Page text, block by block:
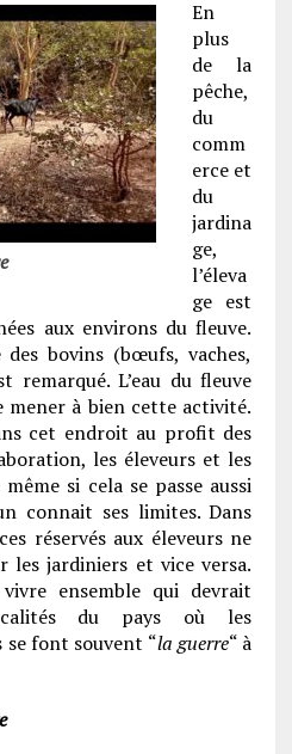
En
plus
de la
pêche,
du
comm
erce et
du
jardina
ge,
l’éleva
ge est
aux environs du fleuve.
des bovins (bœufs, vaches,
remarqué. L’eau du fleuve
mener à bien cette activité.
cet endroit au profit des
les éleveurs et les
si cela se passe aussi
connait ses limites. Dans
réservés aux éleveurs ne
les jardiniers et vice versa.
ensemble qui devrait
du pays où les
font souvent “la guerre“ à